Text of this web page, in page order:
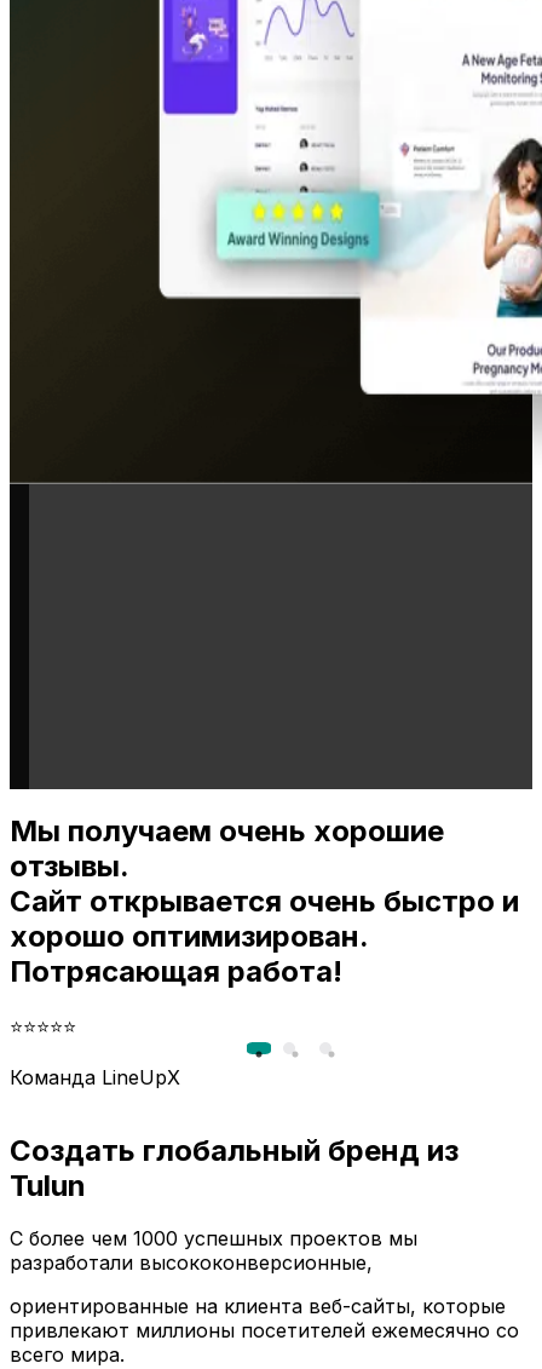
Мы получаем очень хорошие
отзывы.
Сайт открывается очень быстро и
хорошо оптимизирован.
Потрясающая работа!
⭐⭐⭐⭐⭐
Команда LineUpX
Создать глобальный бренд из
Tulun
С более чем 1000 успешных проектов мы
разработали высококонверсионные,
ориентированные на клиента веб-сайты, которые
привлекают миллионы посетителей ежемесячно со
всего мира.